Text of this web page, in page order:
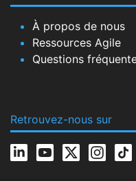
À propos de nous
Ressources Agile
Questions
Retrouvez-nous sur